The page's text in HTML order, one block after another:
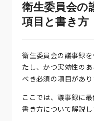
衛生委員会の
項目と書き方
衛生委員会の議事録
たし、かつ実効性の
べき必須の項目があり
ここでは、議事録に
書き方について解説し